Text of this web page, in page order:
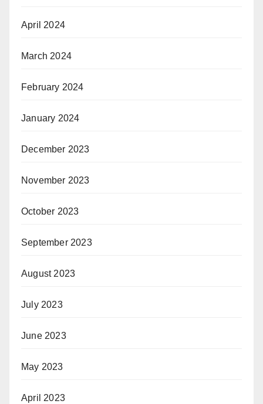
April 2024
March 2024
February 2024
January 2024
December 2023
November 2023
October 2023
September 2023
August 2023
July 2023
June 2023
May 2023
April 2023